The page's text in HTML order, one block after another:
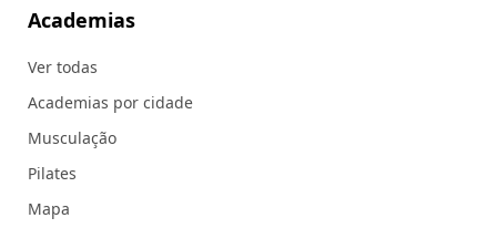
Academias
Ver todas
Academias por cidade
Musculação
Pilates
Mapa